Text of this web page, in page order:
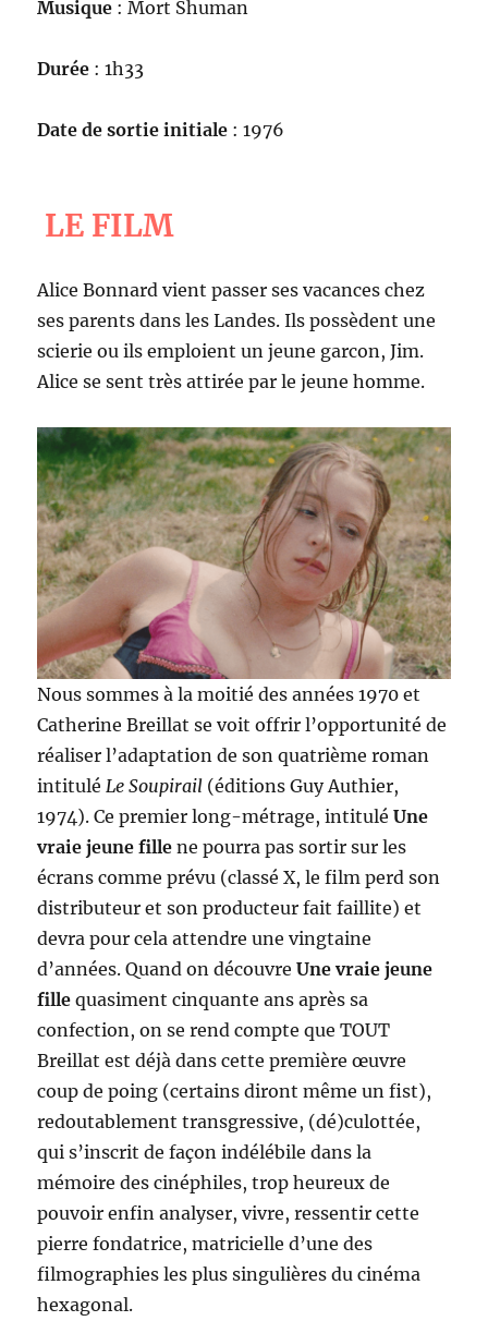
Musique : Mort Shuman
Durée : 1h33
Date de sortie initiale : 1976
LE FILM
Alice Bonnard vient passer ses vacances chez
ses parents dans les Landes. Ils possèdent une
scierie ou ils emploient un jeune garcon, Jim.
Alice se sent très attirée par le jeune homme.
Nous sommes à la moitié des années 1970 et
Catherine Breillat se voit offrir l’opportunité de
réaliser l’adaptation de son quatrième roman
intitulé LeSoupirail (éditions Guy Authier,
1974). Ce premier long-métrage, intituléUne
vraie jeune fille ne pourra pas sortir sur les
écrans comme prévu (classé X, le film perd son
distributeur et son producteur fait faillite) et
devra pour cela attendre une vingtaine
d’années. Quand on découvreUne vraie jeune
fille quasiment cinquante ans après sa
confection, on se rend compte que TOUT
Breillat est déjà dans cette première œuvre
coup de poing (certains diront même un fist),
redoutablement transgressive, (dé)culottée,
qui s’inscrit de façon indélébile dans la
mémoire des cinéphiles, trop heureux de
pouvoir enfin analyser, vivre, ressentir cette
pierre fondatrice, matricielle d’une des
filmographies les plus singulières du cinéma
hexagonal.